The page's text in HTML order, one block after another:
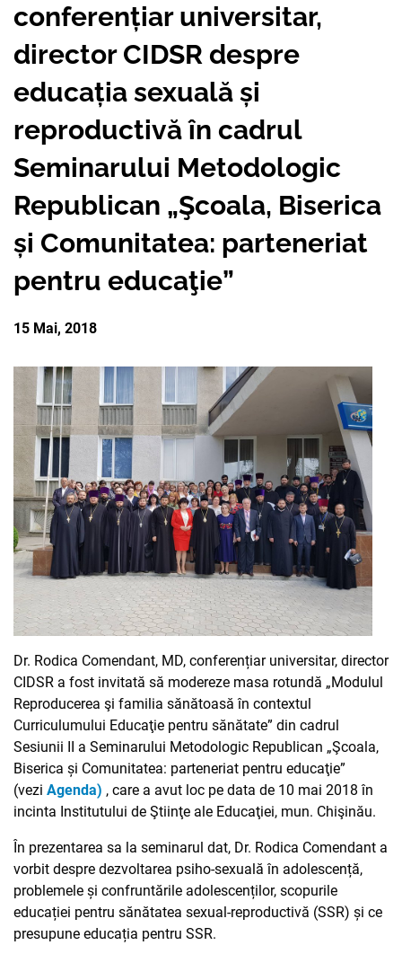
PARTENERII
DONATORII
MEDIA
RAPORT ANUAL
AVORTUL
EDUCAȚIA SEXUALĂ
DREPTURI
NOUTĂȚI
DE LA PARTENERII
PUBLICAȚII
CONTACTE
conferențiar universitar,
director CIDSR despre
educația sexuală și
reproductivă în cadrul
Seminarului Metodologic
Republican „Şcoala, Biserica
și Comunitatea: parteneriat
pentru educaţie”
15 Mai, 2018
Dr. Rodica Comendant, MD, conferențiar universitar, director
CIDSR a fost invitată să modereze masa rotundă „Modulul
Reproducerea şi familia sănătoasă în contextul
Curriculumului Educaţie pentru sănătate” din cadrul
Sesiunii II a Seminarului Metodologic Republican „Şcoala,
Biserica și Comunitatea: parteneriat pentru educaţie”
(vezi Agenda) , care a avut loc pe data de 10 mai 2018 în
incinta Institutului de Ştiinţe ale Educaţiei, mun. Chişinău.
În prezentarea sa la seminarul dat, Dr. Rodica Comendant a
vorbit despre dezvoltarea psiho-sexuală în adolescență,
problemele și confruntările adolescenților, scopurile
educației pentru sănătatea sexual-reproductivă (SSR) și ce
presupune educația pentru SSR.